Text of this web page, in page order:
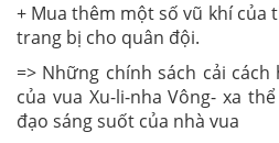
+ Mua thêm một số vũ khí của
trang bị cho quân đội.
=> Những chính sách cải
của vua Xu-li-nha Vông- xa
đạo sáng suốt của nhà vua